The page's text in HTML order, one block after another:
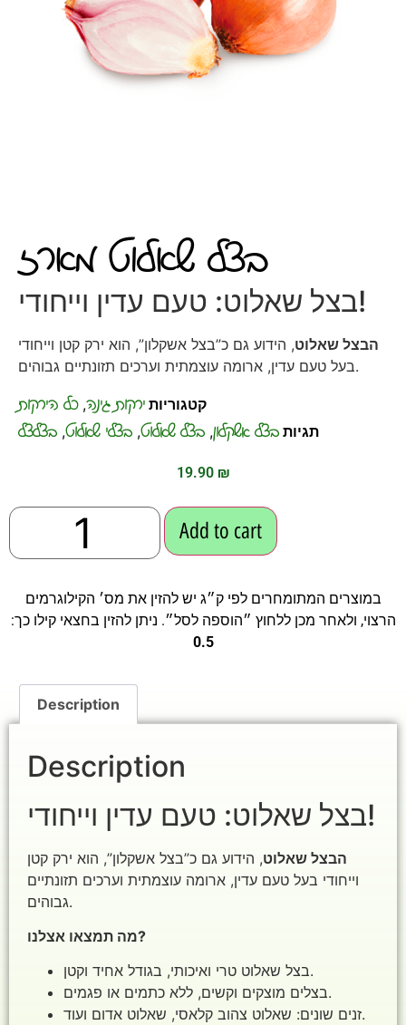
בצל שאלוט מארז
בצל שאלוט: טעם עדין וייחודי!
הבצל שאלוט, הידוע גם כ”בצל אשקלון”, הוא ירק קטן וייחודי
בעל טעם עדין, ארומה עוצמתית וערכים תזונתיים גבוהים.
קטגוריות ירקות גינה,כל הירקות
תגיות בצל אשקלון, בצל שאלוט, בצלי שאלוט, בצלצל
19.90 ₪
Add to cart
במוצרים המתומחרים לפי ק״ג יש להזין את מס׳ הקילוגרמים
הרצוי, ולאחר מכן ללחוץ ״הוספה לסל״. ניתן להזין בחצאי קילו כך:
0.5
Description
Description
בצל שאלוט: טעם עדין וייחודי!
הבצל שאלוט, הידוע גם כ”בצל אשקלון”, הוא ירק קטן
וייחודי בעל טעם עדין, ארומה עוצמתית וערכים תזונתיים
גבוהים.
מה תמצאו אצלנו?
בצל שאלוט טרי ואיכותי, בגודל אחיד וקטן.
בצלים מוצקים וקשים, ללא כתמים או פגמים.
זנים שונים: שאלוט צהוב קלאסי, שאלוט אדום ועוד.